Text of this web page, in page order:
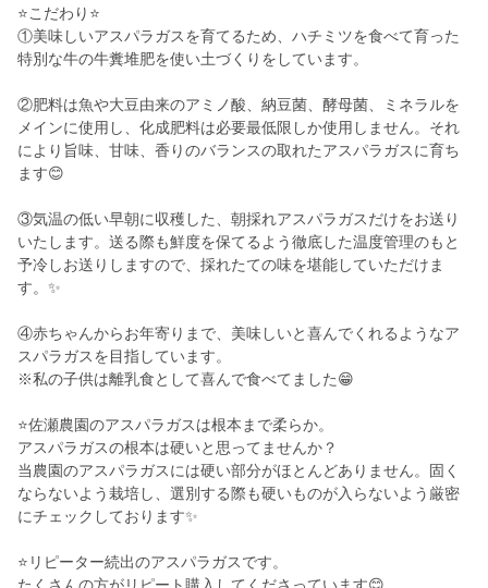
⭐️こだわり⭐️
①美味しいアスパラガスを育てるため、ハチミツを食べて育った
特別な牛の牛糞堆肥を使い土づくりをしています。
②肥料は魚や大豆由来のアミノ酸、納豆菌、酵母菌、ミネラルを
メインに使用し、化成肥料は必要最低限しか使用しません。それ
により旨味、甘味、香りのバランスの取れたアスパラガスに育ち
ます😊
③気温の低い早朝に収穫した、朝採れアスパラガスだけをお送り
いたします。送る際も鮮度を保てるよう徹底した温度管理のもと
予冷しお送りしますので、採れたての味を堪能していただけま
す。✨
④赤ちゃんからお年寄りまで、美味しいと喜んでくれるようなア
スパラガスを目指しています。
※私の子供は離乳食として喜んで食べてました😁
⭐️佐瀬農園のアスパラガスは根本まで柔らか。
アスパラガスの根本は硬いと思ってませんか？
当農園のアスパラガスには硬い部分がほとんどありません。固く
ならないよう栽培し、選別する際も硬いものが入らないよう厳密
にチェックしております✨
⭐️リピーター続出のアスパラガスです。